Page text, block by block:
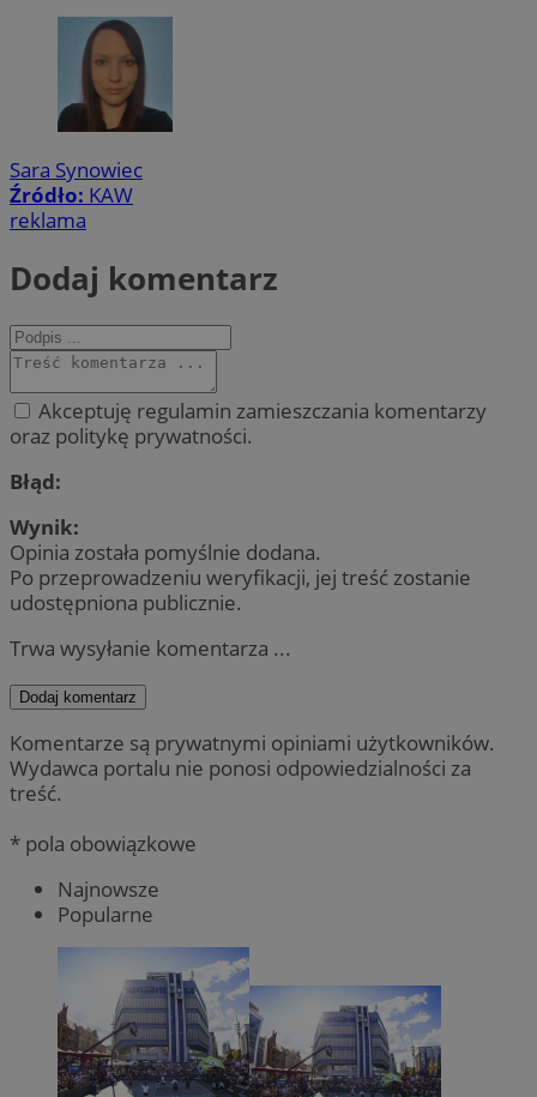
Sara Synowiec
Źródło: KAW
reklama
Dodaj komentarz
Akceptuję regulamin zamieszczania komentarzy
oraz politykę prywatności.
Błąd:
Wynik:
Opinia została pomyślnie dodana.
Po przeprowadzeniu weryfikacji, jej treść zostanie
udostępniona publicznie.
Trwa wysyłanie komentarza ...
Dodaj komentarz
Komentarze są prywatnymi opiniami użytkowników.
Wydawca portalu nie ponosi odpowiedzialności za
treść.
* pola obowiązkowe
Najnowsze
Popularne